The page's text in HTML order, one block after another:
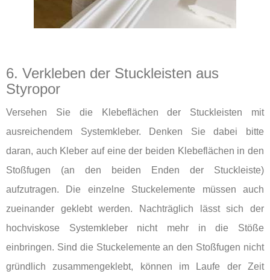
6. Verkleben der Stuckleisten aus
Styropor
Versehen Sie die Klebeflächen der Stuckleisten mit
ausreichendem Systemkleber. Denken Sie dabei bitte
daran, auch Kleber auf eine der beiden Klebeflächen in den
Stoßfugen (an den beiden Enden der Stuckleiste)
aufzutragen. Die einzelne Stuckelemente müssen auch
zueinander geklebt werden. Nachträglich lässt sich der
hochviskose Systemkleber nicht mehr in die Stöße
einbringen. Sind die Stuckelemente an den Stoßfugen nicht
gründlich zusammengeklebt, können im Laufe der Zeit